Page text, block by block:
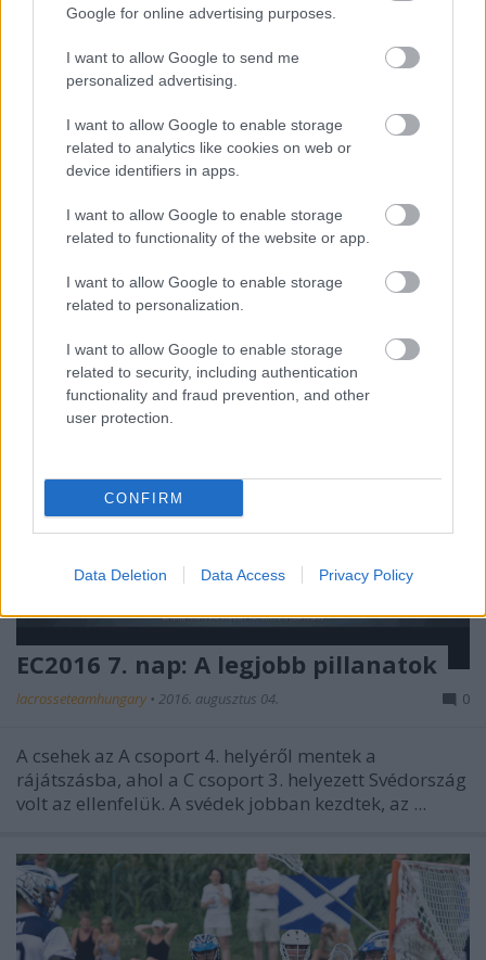
Google for online advertising purposes.
I want to allow Google to send me
personalized advertising.
I want to allow Google to enable storage
related to analytics like cookies on web or
device identifiers in apps.
I want to allow Google to enable storage
related to functionality of the website or app.
I want to allow Google to enable storage
related to personalization.
I want to allow Google to enable storage
related to security, including authentication
functionality and fraud prevention, and other
user protection.
CONFIRM
Data Deletion Data Access Privacy Policy
EC2016 8. nap: A nap képei
lacrosseteamhungary•2016. augusztus 05.
Csütörtökön fény derült arra, hogy mely csapatok
csapnak össze az bronz és arany meccse. Már csak
EC2016 7. nap: A legjobb pillanatok
lacrosseteamhungary • 2016. augusztus 04. 0
A csehek az A csoport 4. helyéről mentek a
rájátszásba, ahol a C csoport 3. helyezett Svédország
volt az ellenfelük. A svédek jobban kezdtek, az ...